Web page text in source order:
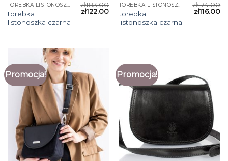
TOREBKA LISTONOSZKA CZARNA
torebka
listonoszka czarna
zł183.00
zł122.00
TOREBKA LISTONOSZKA CZARNA
torebka
listonoszka czarna
zł174.00
zł116.00
Promocja! Promocja!